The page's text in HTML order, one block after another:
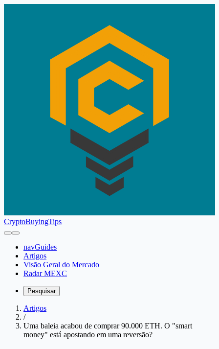
CryptoBuyingTips
navGuides
Artigos
Visão Geral do Mercado
Radar MEXC
Pesquisar
Artigos
/
Uma baleia acabou de comprar 90.000 ETH. O "smart
money" está apostando em uma reversão?